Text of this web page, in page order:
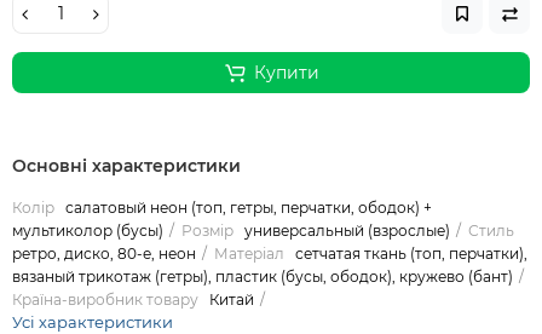
Купити
Основні характеристики
Колір салатовый неон (топ, гетры, перчатки, ободок) +
мультиколор (бусы)
Розмір универсальный (взрослые)
Стиль
ретро, диско, 80-е, неон
Матеріал
сетчатая ткань (топ, перчатки),
вязаный трикотаж (гетры), пластик (бусы, ободок), кружево (бант)
Країна-виробник товару
Китай
Усі характеристики